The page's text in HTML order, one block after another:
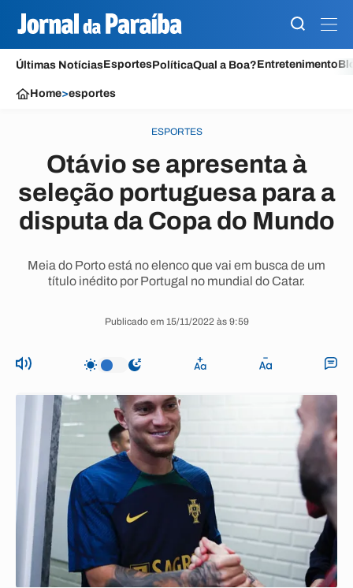
Últimas NotíciasEsportesPolíticaQual a Boa?Entretenimento
Home>esportes
ESPORTES
Otávio se apresenta à
seleção portuguesa para a
disputa da Copa do Mundo
Meia do Porto está no elenco que vai em busca de um
título inédito por Portugal no mundial do Catar.
Publicado em 15/11/2022 às 9:59